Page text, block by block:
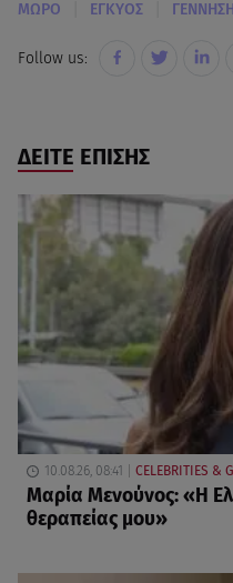
ΜΩΡΟ ΕΓΚΥΟΣ ΓΕΝΝΗΣΗ
Follow us:
ΔΕΙΤΕ ΕΠΙΣΗΣ
10.08.26, 08:41 CELEBRITIES &
Μαρία Μενούνος: «Η
θεραπείας μου»